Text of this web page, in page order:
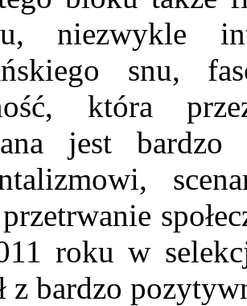
niezwykle
snu,
która
jest bardzo
roku w
z bardzo